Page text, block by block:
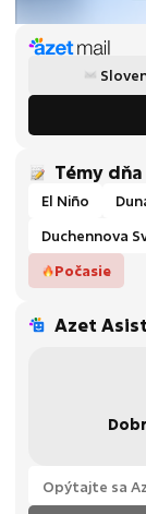
Témy dňa
El Niño
Duchennova
Počasie
Azet